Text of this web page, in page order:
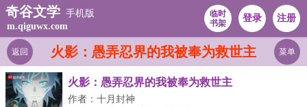
奇谷文学 手机版
m.qiguwx.com
临时
书架
登录 注册
火影：愚弄忍界的我被奉为救世主
返回 菜单
火影：愚弄忍界的我被奉为救世主
作者：十月封神